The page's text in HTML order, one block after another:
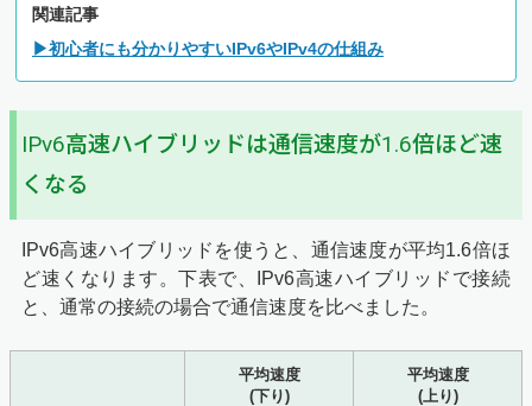
関連記事
▶初心者にも分かりやすいIPv6やIPv4の仕組み
IPv6高速ハイブリッドは通信速度が1.6倍ほど速
くなる
IPv6高速ハイブリッドを使うと、通信速度が平均1.6倍ほ
ど速くなります。下表で、IPv6高速ハイブリッドで接続
と、通常の接続の場合で通信速度を比べました。
平均速度
(下り)
平均速度
(上り)